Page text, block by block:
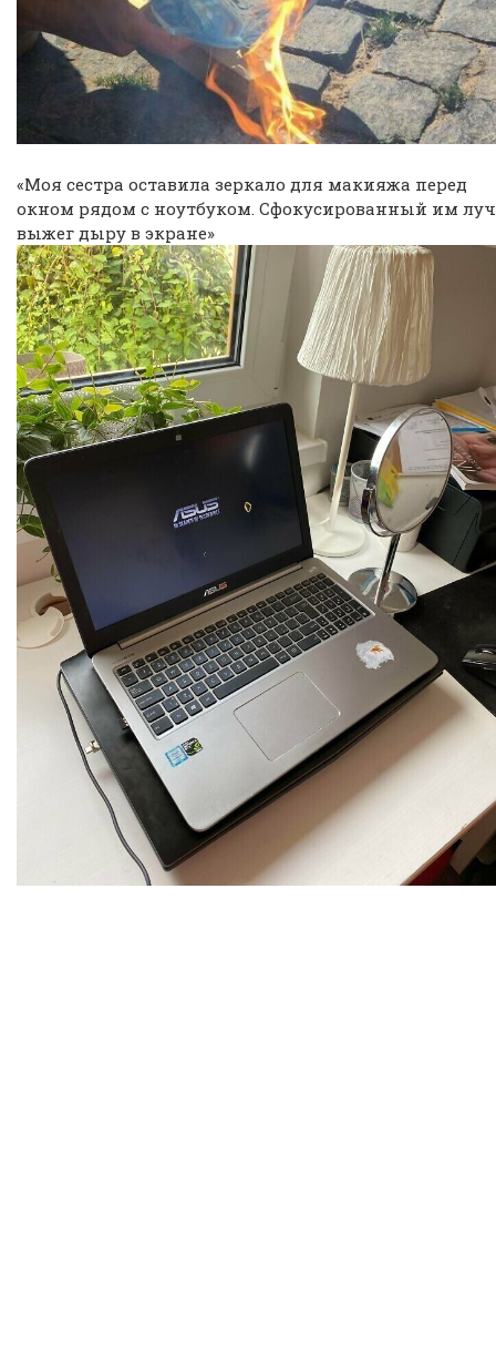
«Моя сестра оставила зеркало для макияжа перед
окном рядом с ноутбуком. Сфокусированный им луч
выжег дыру в экране»